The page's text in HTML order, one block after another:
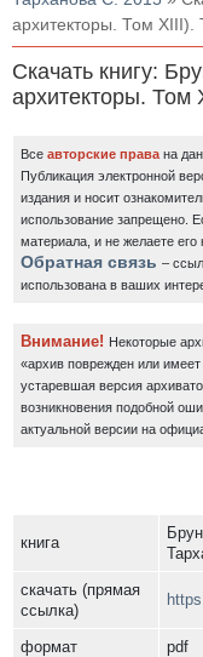
архитекторы. Том XIII).
Скачать книгу:
архитекторы. Том
Все авторские права на
Публикация электронной
издания и носит
использование запрещено.
материала, и не желаете
Обратная связь –
использована в ваших
Внимание! Некоторые
«архив поврежден или
устаревшая версия
возникновения подобной
актуальной версии на
книга
скачать (прямая
ссылка)
формат
pdf